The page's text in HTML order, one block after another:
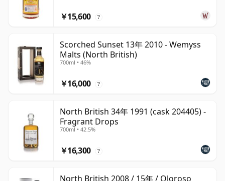
￥15,600 ?
Scorched Sunset 13年 2010 - Wemyss
Malts (North British)
700ml • 46%
￥16,000 ?
North British 34年 1991 (cask 204405) -
Fragrant Drops
700ml • 42.5%
￥16,300 ?
North British 2008 / 15年 / Oloroso